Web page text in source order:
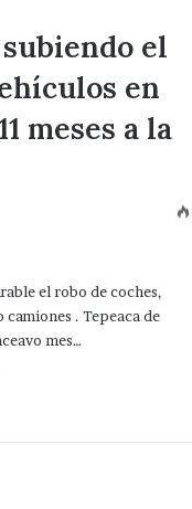
el
en
meses a la
el robo de coches,
. Tepeaca de
mes…